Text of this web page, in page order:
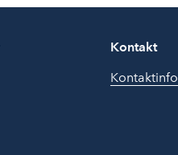
Kontakt
Kontaktinfo